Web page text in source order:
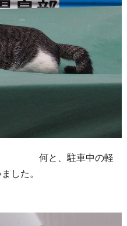
中の軽
した。